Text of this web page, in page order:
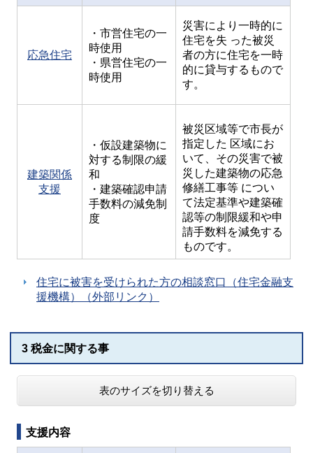
応急住宅
・市営住宅の一
時使用
・県営住宅の一
時使用
災害により一時的に
住宅を失 った被災
者の方に住宅を一時
的に貸与するもので
す。
建築関係
支援
・仮設建築物に
対する制限の緩
和
・建築確認申請
手数料の減免制
度
被災区域等で市長が
指定した 区域にお
いて、その災害で被
災した建築物の応急
修繕工事等 につい
て法定基準や建築確
認等の制限緩和や申
請手数料を減免する
ものです。
住宅に被害を受けられた方の相談窓口（住宅金融支
援機構）（外部リンク）
3 税金に関する事
表のサイズを切り替える
支援内容